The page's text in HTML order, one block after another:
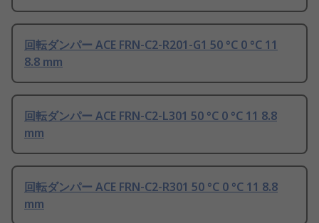
回転ダンパー ACE FRN-C2-R201-G1 50 °C 0 °C 11
8.8 mm
回転ダンパー ACE FRN-C2-L301 50 °C 0 °C 11 8.8
mm
回転ダンパー ACE FRN-C2-R301 50 °C 0 °C 11 8.8
mm